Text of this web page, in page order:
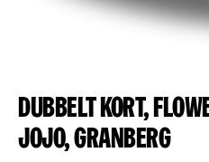
Dubbelt kort,
Jojo, Granberg